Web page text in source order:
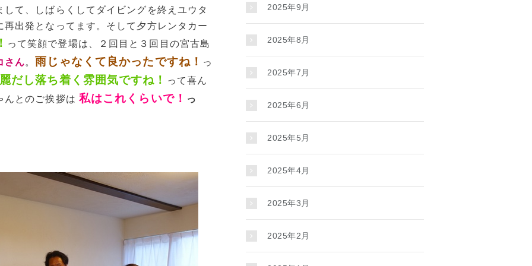
て、しばらくしてダイビングを終えユウタ
出発となってます。そして夕方レンタカー
って笑顔で登場は、２回目と３回目の宮古島
さん。 雨じゃなくて良かったですね！ っ
だし落ち着く雰囲気ですね！
って喜ん
んとのご挨拶は 私はこれくらいで！ っ
2025年9月
2025年8月
2025年7月
2025年6月
2025年5月
2025年4月
2025年3月
2025年2月